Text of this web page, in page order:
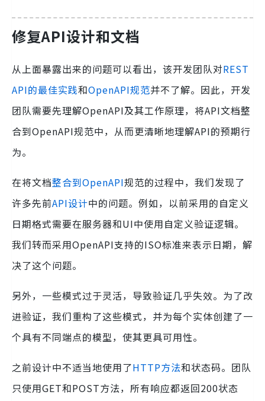
修复API设计和文档
从上面暴露出来的问题可以看出，该开发团队对REST
API的最佳实践和OpenAPI规范并不了解。因此，开发
团队需要先理解OpenAPI及其工作原理，将API文档整
合到OpenAPI规范中，从而更清晰地理解API的预期行
为。
在将文档整合到OpenAPI规范的过程中，我们发现了
许多先前API设计中的问题。例如，以前采用的自定义
日期格式需要在服务器和UI中使用自定义验证逻辑。
我们转而采用OpenAPI支持的ISO标准来表示日期，解
决了这个问题。
另外，一些模式过于灵活，导致验证几乎失效。为了改
进验证，我们重构了这些模式，并为每个实体创建了一
个具有不同端点的模型，使其更具可用性。
之前设计中不适当地使用了HTTP方法和状态码。团队
只使用GET和POST方法，所有响应都返回200状态